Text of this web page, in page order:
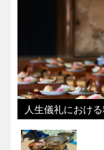
人生儀礼におけ